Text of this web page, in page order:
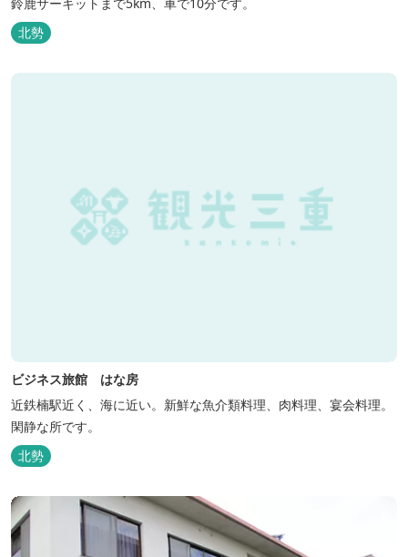
北勢
ビジネス旅館 はな房
近鉄楠駅近く、海に近い。新鮮な魚介類料理、肉料理、宴会料理。
閑静な所です。
北勢